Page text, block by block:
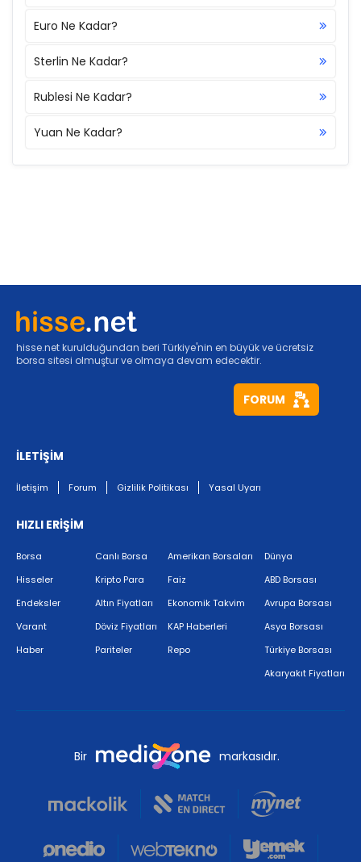
Euro Ne Kadar?
Sterlin Ne Kadar?
Rublesi Ne Kadar?
Yuan Ne Kadar?
hisse.net kurulduğundan beri Türkiye'nin en büyük ve ücretsiz
borsa sitesi olmuştur ve olmaya devam edecektir.
FORUM
İLETİŞİM
İletişim Forum Gizlilik Politikası Yasal Uyarı
HIZLI ERİŞİM
Borsa
Hisseler
Endeksler
Varant
Haber
Canlı Borsa
Kripto Para
Altın Fiyatları
Döviz Fiyatları
Pariteler
Amerikan Borsaları
Faiz
Ekonomik Takvim
KAP Haberleri
Repo
Dünya
ABD Borsası
Avrupa Borsası
Asya Borsası
Türkiye Borsası
Akaryakıt Fiyatları
Bir markasıdır.